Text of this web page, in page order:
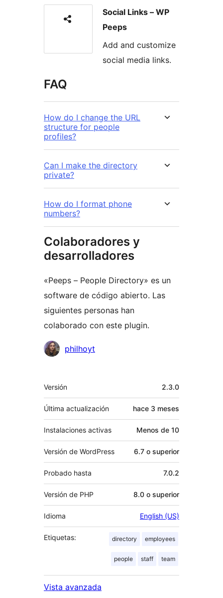
Social Links – WP
Peeps
Add and customize
social media links.
FAQ
How do I change the URL
structure for people
profiles?
Can I make the directory
private?
How do I format phone
numbers?
Colaboradores y
desarrolladores
«Peeps – People Directory» es un
software de código abierto. Las
siguientes personas han
colaborado con este plugin.
Colaboradores
philhoyt
Meta
Versión 2.3.0
Última actualización hace 3 meses
Instalaciones activas Menos de 10
Versión de WordPress 6.7 o superior
Probado hasta 7.0.2
Versión de PHP 8.0 o superior
Idioma English (US)
Etiquetas: directory employees
people staff team
Vista avanzada